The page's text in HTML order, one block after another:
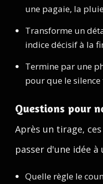
une pagaie, la
Transforme un
indice décisif à la
Termine par une
pour que le silence
Questions pour
Après un tirage,
passer d'une idée à
Quelle règle le